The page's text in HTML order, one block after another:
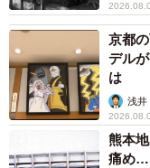
京都
デル
は
浅井
熊本
痛め…